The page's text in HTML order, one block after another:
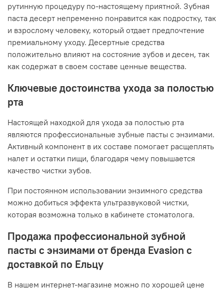
рутинную процедуру по-настоящему приятной. Зубная
паста десерт непременно понравится как подростку, так
и взрослому человеку, который отдает предпочтение
премиальному уходу. Десертные средства
положительно влияют на состояние зубов и десен, так
как содержат в своем составе ценные вещества.
Ключевые достоинства ухода за полостью
рта
Настоящей находкой для ухода за полостью рта
являются профессиональные зубные пасты с энзимами.
Активный компонент в их составе помогает расщеплять
налет и остатки пищи, благодаря чему повышается
качество чистки зубов.
При постоянном использовании энзимного средства
можно добиться эффекта ультразвуковой чистки,
которая возможна только в кабинете стоматолога.
Продажа профессиональной зубной
пасты с энзимами от бренда Evasion с
доставкой по Ельцу
В нашем интернет-магазине можно по хорошей цене